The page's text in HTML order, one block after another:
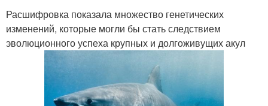
Расшифровка показала множество генетических
изменений, которые могли бы стать следствием
эволюционного успеха крупных и долгоживущих акул